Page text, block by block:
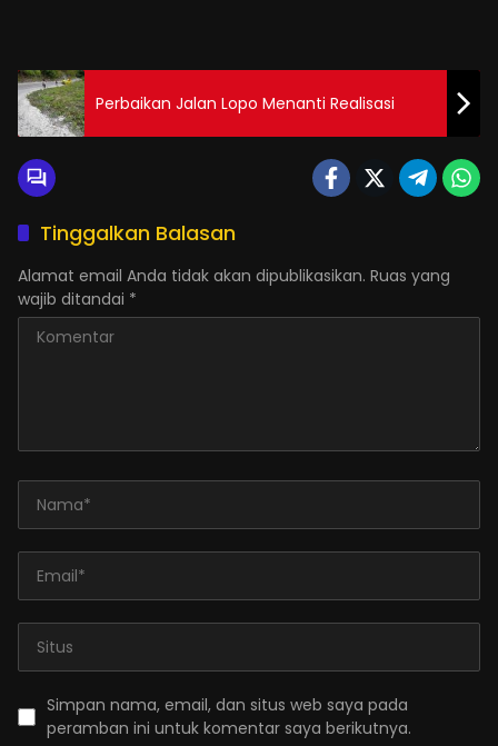
Perbaikan Jalan Lopo Menanti Realisasi
Tinggalkan Balasan
Alamat email Anda tidak akan dipublikasikan. Ruas yang
wajib ditandai *
Simpan nama, email, dan situs web saya pada
peramban ini untuk komentar saya berikutnya.